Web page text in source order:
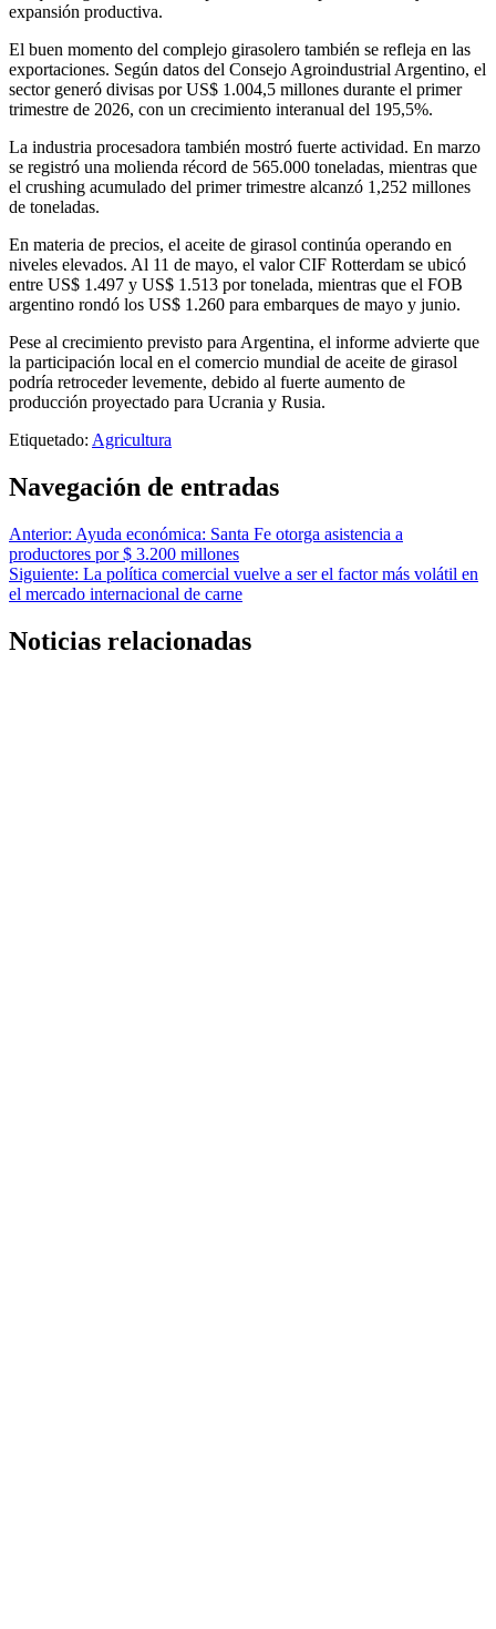
expansión productiva.
El buen momento del complejo girasolero también se refleja en las
exportaciones. Según datos del Consejo Agroindustrial Argentino, el
sector generó divisas por US$ 1.004,5 millones durante el primer
trimestre de 2026, con un crecimiento interanual del 195,5%.
La industria procesadora también mostró fuerte actividad. En marzo
se registró una molienda récord de 565.000 toneladas, mientras que
el crushing acumulado del primer trimestre alcanzó 1,252 millones
de toneladas.
En materia de precios, el aceite de girasol continúa operando en
niveles elevados. Al 11 de mayo, el valor CIF Rotterdam se ubicó
entre US$ 1.497 y US$ 1.513 por tonelada, mientras que el FOB
argentino rondó los US$ 1.260 para embarques de mayo y junio.
Pese al crecimiento previsto para Argentina, el informe advierte que
la participación local en el comercio mundial de aceite de girasol
podría retroceder levemente, debido al fuerte aumento de
producción proyectado para Ucrania y Rusia.
Etiquetado: Agricultura
Navegación de entradas
Anterior: Ayuda económica: Santa Fe otorga asistencia a
productores por $ 3.200 millones
Siguiente: La política comercial vuelve a ser el factor más volátil en
el mercado internacional de carne
Noticias relacionadas